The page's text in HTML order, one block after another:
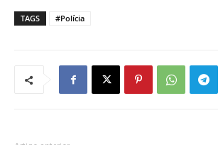
TAGS #Polícia